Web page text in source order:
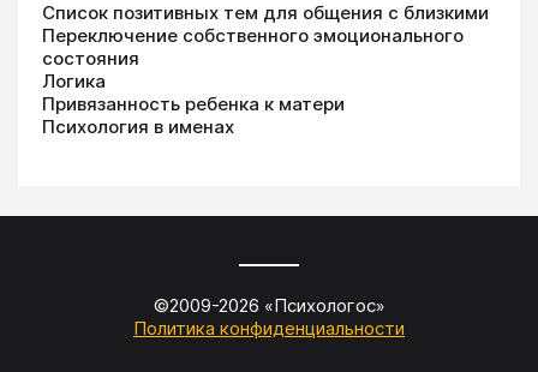
Список позитивных тем для общения с близкими
Переключение собственного эмоционального
состояния
Логика
Привязанность ребенка к матери
Психология в именах
©2009-2026 «Психологос»
Политика конфиденциальности